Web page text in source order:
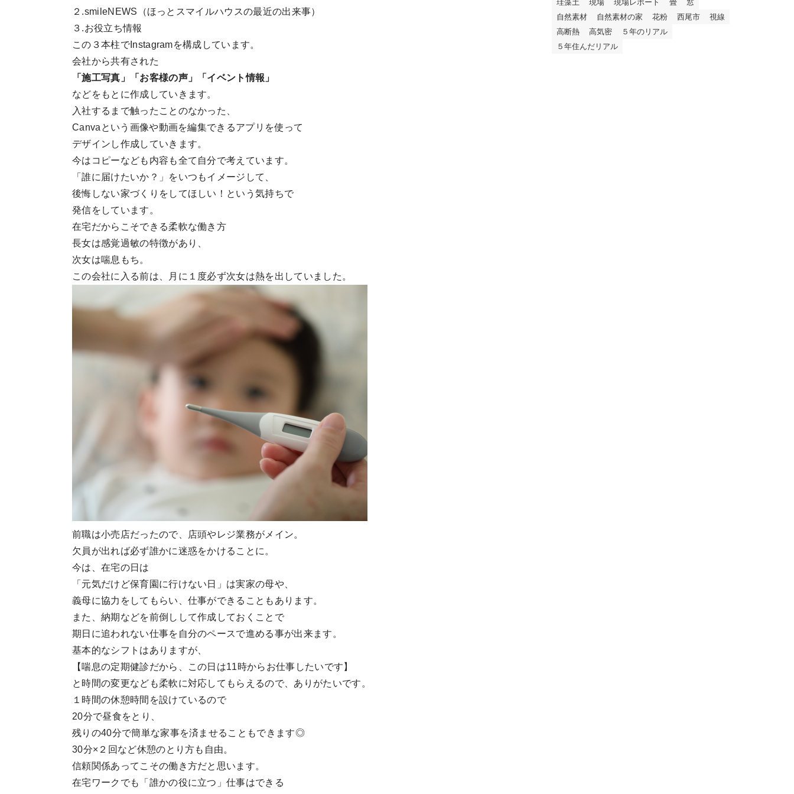
２.smileNEWS（ほっとスマイルハウスの最近の出来事）
３.お役立ち情報
この３本柱でInstagramを構成しています。
会社から共有された
「施工写真」「お客様の声」「イベント情報」
などをもとに作成していきます。
入社するまで触ったことのなかった、
Canvaという画像や動画を編集できるアプリを使って
デザインし作成していきます。
今はコピーなども内容も全て自分で考えています。
「誰に届けたいか？」をいつもイメージして、
後悔しない家づくりをしてほしい！という気持ちで
発信をしています。
在宅だからこそできる柔軟な働き方
長女は感覚過敏の特徴があり、
次女は喘息もち。
この会社に入る前は、月に１度必ず次女は熱を出していました。
前職は小売店だったので、店頭やレジ業務がメイン。
欠員が出れば必ず誰かに迷惑をかけることに。
今は、在宅の日は
「元気だけど保育園に行けない日」は実家の母や、
義母に協力をしてもらい、仕事ができることもあります。
また、納期などを前倒しして作成しておくことで
期日に追われない仕事を自分のペースで進める事が出来ます。
基本的なシフトはありますが、
【喘息の定期健診だから、この日は11時からお仕事したいです】
と時間の変更なども柔軟に対応してもらえるので、ありがたいです。
１時間の休憩時間を設けているので
20分で昼食をとり、
残りの40分で簡単な家事を済ませることもできます◎
30分×２回など休憩のとり方も自由。
信頼関係あってこその働き方だと思います。
在宅ワークでも「誰かの役に立つ」仕事はできる
珪藻土
現場 現場レポート 畳
窓
自然素材
自然素材の家 花粉 西尾市
視線
高断熱
高気密
５年のリアル
５年住んだリアル